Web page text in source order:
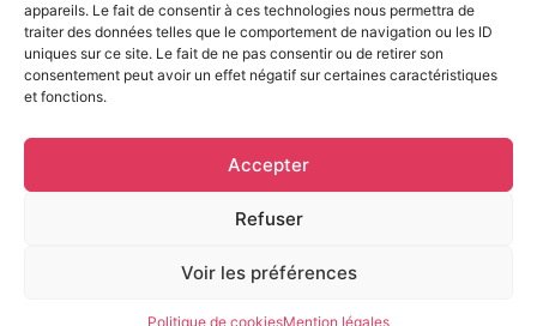
appareils. Le fait de consentir à ces technologies nous permettra de
traiter des données telles que le comportement de navigation ou les ID
uniques sur ce site. Le fait de ne pas consentir ou de retirer son
consentement peut avoir un effet négatif sur certaines caractéristiques
et fonctions.
Accepter
Refuser
Voir les préférences
Politique de cookiesMention légales
© Pompes funèbres régionales Zelie • 2026 • Tout
droits reservés